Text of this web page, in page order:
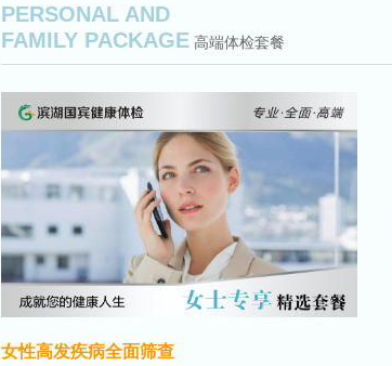
PERSONAL AND
FAMILY PACKAGE 高端体检套餐
女性高发疾病全面筛查